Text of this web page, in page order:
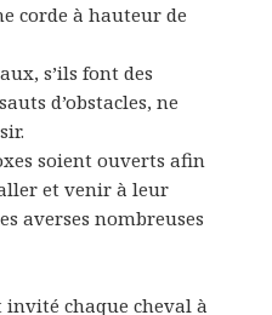
corde à hauteur de
s’ils font des
d’obstacles, ne
soient ouverts afin
et venir à leur
averses nombreuses
invité chaque cheval à